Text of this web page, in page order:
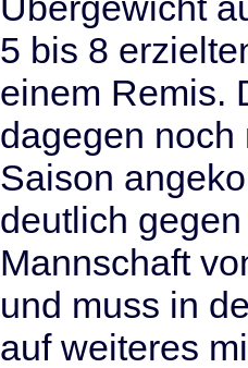
5 bis 8
einem Remis.
dagegen noch
Saison
deutlich
Mannschaft
und muss in
auf weiteres